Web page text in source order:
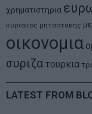
χρηματιστηρια
κυριακος μητσοτακης
οικονομια
συριζα τουρκια
LATEST FROM